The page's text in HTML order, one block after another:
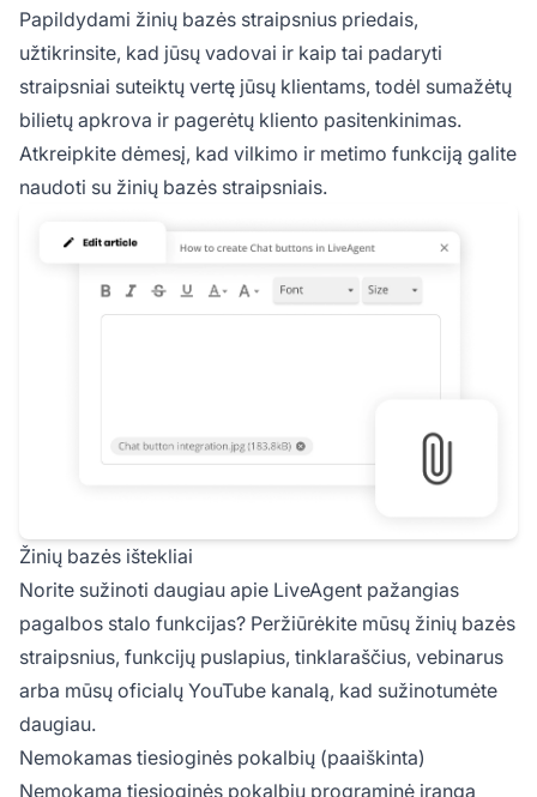
Papildydami žinių bazės straipsnius priedais,
užtikrinsite, kad jūsų vadovai ir kaip tai padaryti
straipsniai suteiktų vertę jūsų klientams, todėl sumažėtų
bilietų apkrova ir pagerėtų kliento pasitenkinimas.
Atkreipkite dėmesį, kad vilkimo ir metimo funkciją galite
naudoti su žinių bazės straipsniais.
Žinių bazės ištekliai
Norite sužinoti daugiau apie LiveAgent pažangias
pagalbos stalo funkcijas? Peržiūrėkite mūsų žinių bazės
straipsnius, funkcijų puslapius, tinklaraščius, vebinarus
arba mūsų oficialų YouTube kanalą, kad sužinotumėte
daugiau.
Nemokamas tiesioginės pokalbių (paaiškinta)
Nemokama tiesioginės pokalbių programinė įranga